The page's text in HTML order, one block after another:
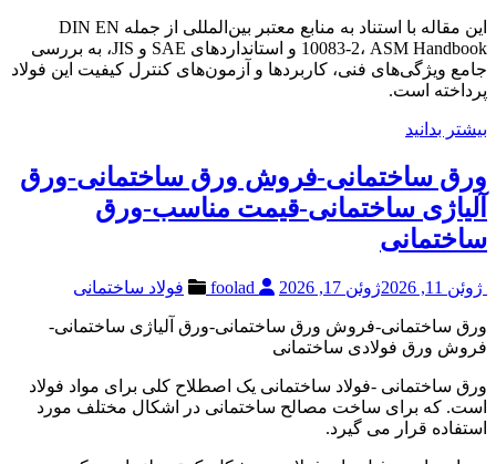
این مقاله با استناد به منابع معتبر بین‌المللی از جمله DIN EN
10083-2، ASM Handbook و استانداردهای SAE و JIS، به بررسی
جامع ویژگی‌های فنی، کاربردها و آزمون‌های کنترل کیفیت این فولاد
پرداخته است.
بیشتر بدانید
ورق ساختمانی-فروش ورق ساختمانی-ورق
آلیاژی ساختمانی-قیمت مناسب-ورق
ساختمانی
ژوئن 11, 2026 ژوئن 17, 2026 فولاد ساختمانی
ورق ساختمانی-فروش ورق ساختمانی-ورق آلیاژی ساختمانی-
فروش ورق فولادی ساختمانی
ورق ساختمانی -فولاد ساختمانی یک اصطلاح کلی برای مواد فولاد
است. که برای ساخت مصالح ساختمانی در اشکال مختلف مورد
استفاده قرار می گیرد.